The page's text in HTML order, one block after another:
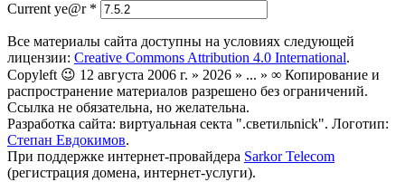
Current ye@r *
Все материалы сайта доступны на условиях следующей
лицензии: Creative Commons Attribution 4.0 International.
Copyleft 😉 12 августа 2006 г. » 2026 » ... » ∞ Копирование и
распространение материалов разрешено без ограничений.
Ссылка не обязательна, но желательна.
Разработка сайта: виртуальная секта ".светильnick". Логотип:
Степан Евдокимов.
При поддержке интернет-провайдера Sarkor Telecom
(регистрация домена, интернет-услуги).